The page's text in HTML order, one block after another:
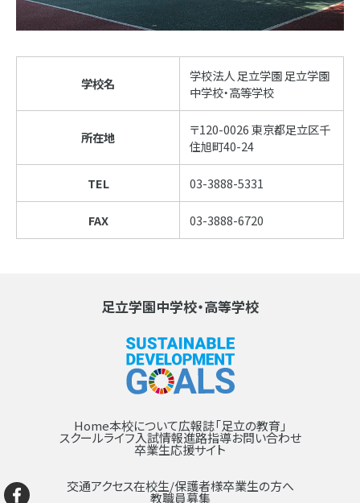
学校名
学校法人 足立学園 足立学園
中学校・高等学校
所在地
〒120-0026 東京都足立区千
住旭町40-24
TEL 03-3888-5331
FAX 03-3888-6720
足立学園中学校・高等学校
Home本校について広報誌「足立の教育」
スクールライフ入試情報進路指導お問い合わせ
卒業生応援サイト
交通アクセス在校生/保護者様卒業生の方へ
教職員募集